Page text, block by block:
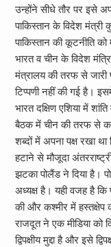
उन्होंने सीधे तौर पर इसे
पाकिस्तान के विदेश मंत्री
पाकिस्तान की कूटनीति
भारत व चीन के विदेश
मंत्रालय की तरफ से जारी
टिप्पणी नहीं की गई है।
भारत दक्षिण एशिया में
बैठक में चीन की तरफ से
शब्दों में अपना पक्ष रखा
हटाने से मौजूदा
झटका पोलैंड ने दिया है।
अध्यक्ष है। यही वजह है
की और कश्मीर में हस्तक्षेप
राजदूत ने एक मीडिया को
द्विपक्षीय मुद्दा है और इसे